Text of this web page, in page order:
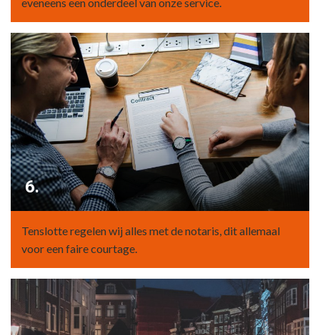
6.
Tenslotte regelen wij alles met de notaris, dit allemaal
voor een faire courtage.